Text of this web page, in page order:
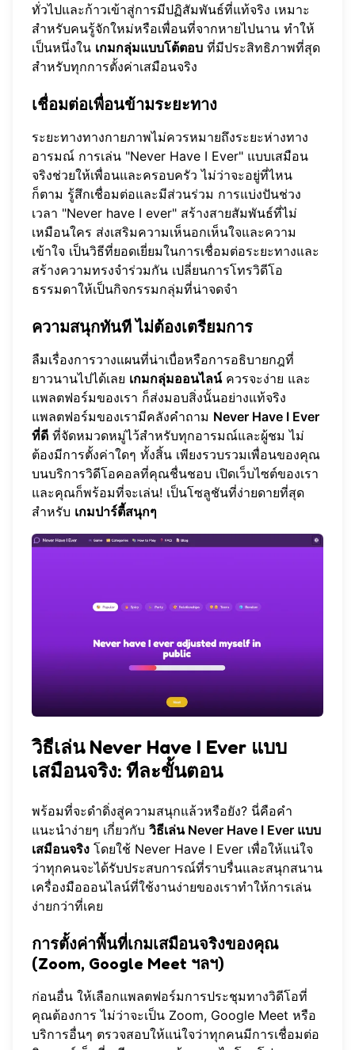
ทั่วไปและก้าวเข้าสู่การมีปฏิสัมพันธ์ที่แท้จริง เหมาะ
สำหรับคนรู้จักใหม่หรือเพื่อนที่จากหายไปนาน ทำให้
เป็นหนึ่งใน เกมกลุ่มแบบโต้ตอบ ที่มีประสิทธิภาพที่สุด
สำหรับทุกการตั้งค่าเสมือนจริง
เชื่อมต่อเพื่อนข้ามระยะทาง
ระยะทางทางกายภาพไม่ควรหมายถึงระยะห่างทาง
อารมณ์ การเล่น "Never Have I Ever" แบบเสมือน
จริงช่วยให้เพื่อนและครอบครัว ไม่ว่าจะอยู่ที่ไหน
ก็ตาม รู้สึกเชื่อมต่อและมีส่วนร่วม การแบ่งปันช่วง
เวลา "Never have I ever" สร้างสายสัมพันธ์ที่ไม่
เหมือนใคร ส่งเสริมความเห็นอกเห็นใจและความ
เข้าใจ เป็นวิธีที่ยอดเยี่ยมในการเชื่อมต่อระยะทางและ
สร้างความทรงจำร่วมกัน เปลี่ยนการโทรวิดีโอ
ธรรมดาให้เป็นกิจกรรมกลุ่มที่น่าจดจำ
ความสนุกทันที ไม่ต้องเตรียมการ
ลืมเรื่องการวางแผนที่น่าเบื่อหรือการอธิบายกฎที่
ยาวนานไปได้เลย เกมกลุ่มออนไลน์ควรจะง่าย และ
แพลตฟอร์มของเรา ก็ส่งมอบสิ่งนั้นอย่างแท้จริง
แพลตฟอร์มของเรามีคลังคำถาม Never Have I Ever
ที่ดี ที่จัดหมวดหมู่ไว้สำหรับทุกอารมณ์และผู้ชม ไม่
ต้องมีการตั้งค่าใดๆ ทั้งสิ้น เพียงรวบรวมเพื่อนของคุณ
บนบริการวิดีโอคอลที่คุณชื่นชอบ เปิดเว็บไซต์ของเรา
และคุณก็พร้อมที่จะเล่น! เป็นโซลูชันที่ง่ายดายที่สุด
สำหรับ เกมปาร์ตี้สนุกๆ
วิธีเล่น Never Have I Ever แบบ
เสมือนจริง: ทีละขั้นตอน
พร้อมที่จะดำดิ่งสู่ความสนุกแล้วหรือยัง? นี่คือคำ
แนะนำง่ายๆ เกี่ยวกับ วิธีเล่น Never Have I Ever แบบ
เสมือนจริง โดยใช้ Never Have I Ever เพื่อให้แน่ใจ
ว่าทุกคนจะได้รับประสบการณ์ที่ราบรื่นและสนุกสนาน
เครื่องมือออนไลน์ที่ใช้งานง่ายของเราทำให้การเล่น
ง่ายกว่าที่เคย
การตั้งค่าพื้นที่เกมเสมือนจริงของคุณ
(Zoom, Google Meet ฯลฯ)
ก่อนอื่น ให้เลือกแพลตฟอร์มการประชุมทางวิดีโอที่
คุณต้องการ ไม่ว่าจะเป็น Zoom, Google Meet หรือ
บริการอื่นๆ ตรวจสอบให้แน่ใจว่าทุกคนมีการเชื่อมต่อ